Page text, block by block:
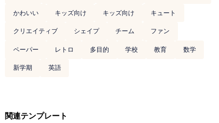
かわいい
キッズ向け キッズ向け
キュート
クリエイティブ
シェイプ チーム
ファン
ペーパー
レトロ 多目的 学校 教育
数学
新学期
英語
関連テンプレート